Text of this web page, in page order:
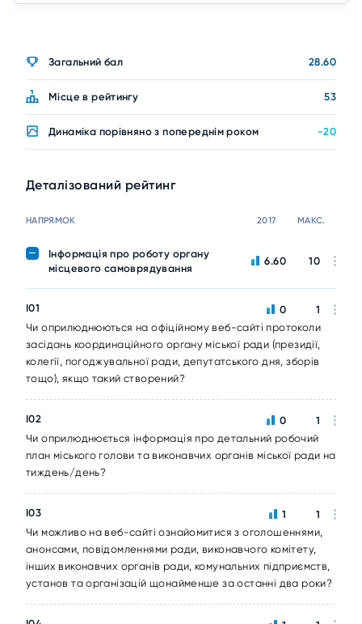
Загальний бал 28.60
Місце в рейтингу 53
Динаміка порівняно з попереднім роком -20
Деталізований рейтинг
НАПРЯМОК 2017 МАКС.
Інформація про роботу органу
місцевого самоврядування
6.60 10
I01
Чи оприлюднюються на офіційному веб-сайті протоколи
засідань координаційного органу міської ради (президії,
колегії, погоджувальної ради, депутатського дня, зборів
тощо), якщо такий створений?
0 1
I02
Чи оприлюднюється інформація про детальний робочий
план міського голови та виконавчих органів міської ради на
тиждень/день?
0 1
I03
Чи можливо на веб-сайті ознайомитися з оголошеннями,
анонсами, повідомленнями ради, виконавчого комітету,
інших виконавчих органів ради, комунальних підприємств,
установ та організацій щонайменше за останні два роки?
1 1